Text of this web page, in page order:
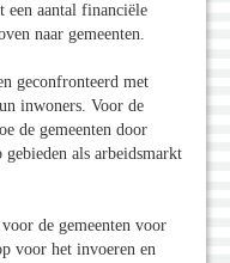
een aantal financiële
naar gemeenten.
geconfronteerd met
inwoners. Voor de
de gemeenten door
als arbeidsmarkt
de gemeenten voor
voor het invoeren en